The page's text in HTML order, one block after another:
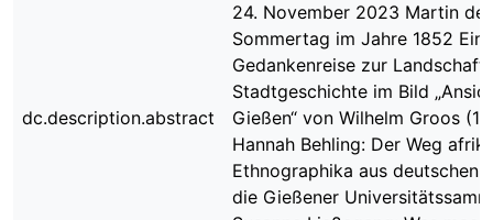
dc.description.abstract
24. November 2023 Martin de
Sommertag im Jahre 1852 Eine
Gedankenreise zur
Stadtgeschichte im Bild
Gießen“ von Wilhelm Groos
Hannah Behling: Der Weg
Ethnographika aus deutschen
die Gießener